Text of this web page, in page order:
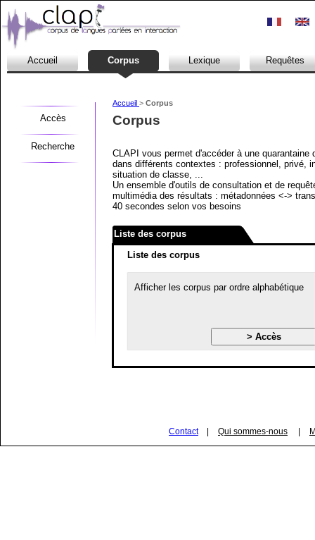
Accueil Corpus Lexique Requêtes
Accès
Recherche
Corpus
Accueil > Corpus
CLAPI vous permet d'accéder à une
dans différents contextes : professionnel, privé,
situation de classe, ...
Un ensemble d'outils de consultation et de
multimédia des résultats : métadonnées <->
40 secondes selon vos besoins
Liste des corpus
Liste des corpus
Afficher les corpus par ordre alphabétique
Contact| Qui sommes-nous